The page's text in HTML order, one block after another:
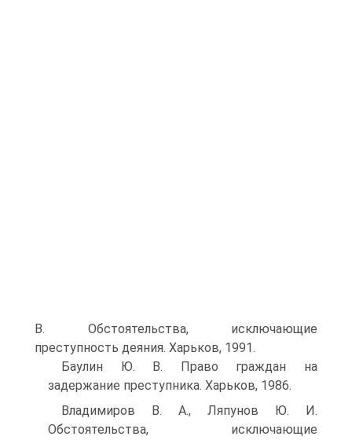
В. Обстоятельства, исключающие
преступность деяния. Харьков, 1991.
Баулин Ю. В. Право граждан на
задержание преступника. Харьков, 1986.
Владимиров В. А., Ляпунов Ю. И.
Обстоятельства, исключающие